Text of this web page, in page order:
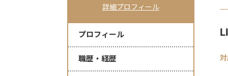
詳細プロフィール
プロフィール
職歴・経歴